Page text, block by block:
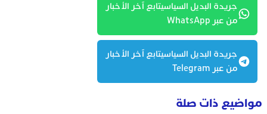
جريدة البديل السياسيتابع آخر الأخبار
من عبر WhatsApp
جريدة البديل السياسيتابع آخر الأخبار
من عبر Telegram
مواضيع ذات صلة